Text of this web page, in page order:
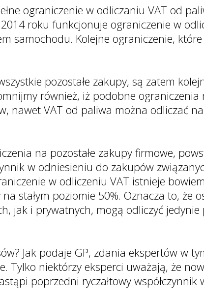
ograniczenie w odliczaniu VAT od
roku funkcjonuje ograniczenie w
samochodu. Kolejne ograniczenie,
pozostałe zakupy, są zatem
również, iż podobne ograniczenia
nawet VAT od paliwa można odliczać
na pozostałe zakupy firmowe,
w odniesieniu do zakupów
w odliczeniu VAT istnieje
stałym poziomie 50%. Oznacza to, że
jak i prywatnych, mogą odliczyć jedynie
Jak podaje GP, zdania ekspertów w
Tylko niektórzy eksperci uważają, że
poprzedni ryczałtowy współczynnik